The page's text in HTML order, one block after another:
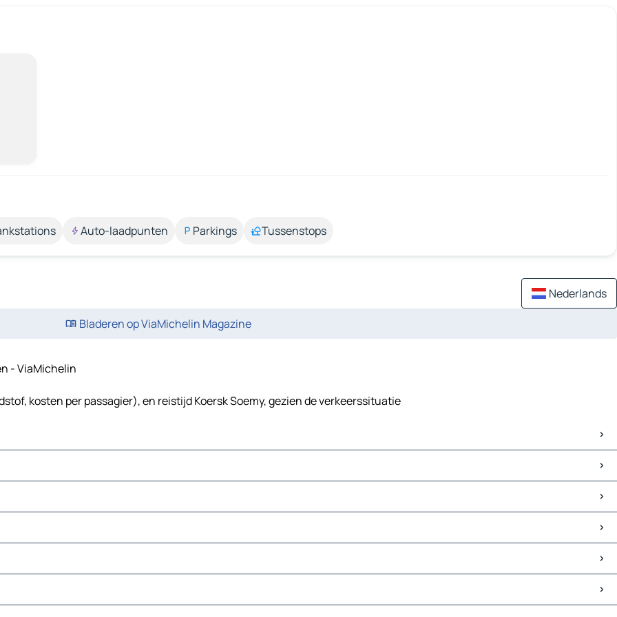
Auto-laadpunten Parkings Tussenstops
Nederlands
Bladeren op ViaMichelin Magazine
- ViaMichelin
kosten per passagier), en reistijd Koersk Soemy, gezien de verkeerssituatie